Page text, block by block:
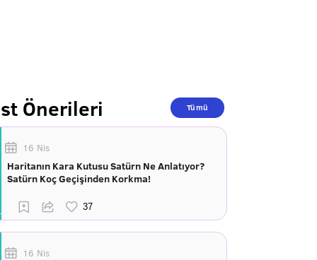
Önerileri Tümü
16 Nis
Haritanın Kara Kutusu Satürn Ne Anlatıyor?
Satürn Koç Geçişinden Korkma!
16 Nis